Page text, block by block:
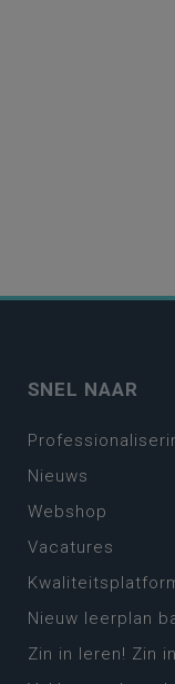
SNEL NAAR
Nieuws
Webshop
Vacatures
Nieuw leerplan
Zin in leren! Zin